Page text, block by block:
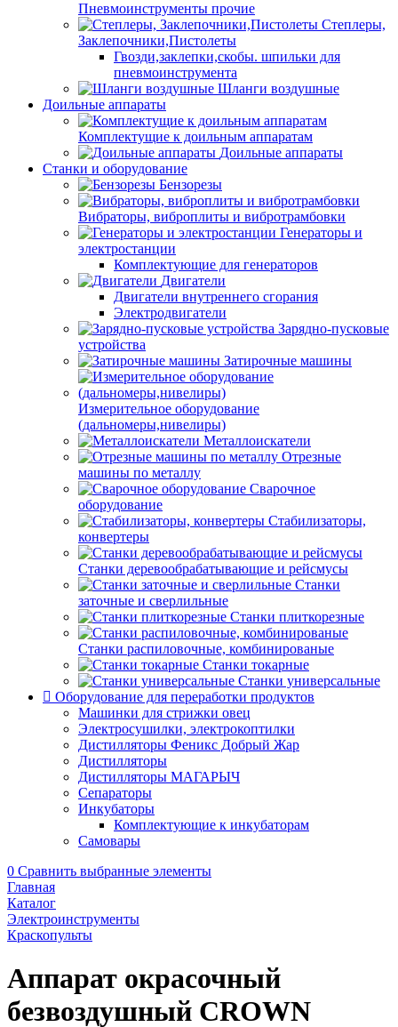
Пневмоинструменты прочие
Степлеры,
Заклепочники,Пистолеты
Гвозди,заклепки,скобы. шпильки для
пневмоинструмента
Шланги воздушные
Доильные аппараты
Комплектущие к доильным аппаратам
Доильные аппараты
Станки и оборудование
Бензорезы
Вибраторы, виброплиты и вибротрамбовки
Генераторы и
электростанции
Комплектующие для генераторов
Двигатели
Двигатели внутреннего сгорания
Электродвигатели
Зарядно-пусковые
устройства
Затирочные машины
Измерительное оборудование
(дальномеры,нивелиры)
Металлоискатели
Отрезные
машины по металлу
Сварочное
оборудование
Стабилизаторы,
конвертеры
Станки деревообрабатывающие и рейсмусы
Станки
заточные и сверлильные
Станки плиткорезные
Станки распиловочные, комбинированые
Станки токарные
Станки универсальные
Оборудование для переработки продуктов
Машинки для стрижки овец
Электросушилки, электрокоптилки
Дистилляторы Феникс Добрый Жар
Дистилляторы
Дистилляторы МАГАРЫЧ
Сепараторы
Инкубаторы
Комплектующие к инкубаторам
Самовары
0 Сравнить выбранные элементы
Главная
Каталог
Электроинструменты
Краскопульты
Аппарат окрасочный
безвоздушный CROWN